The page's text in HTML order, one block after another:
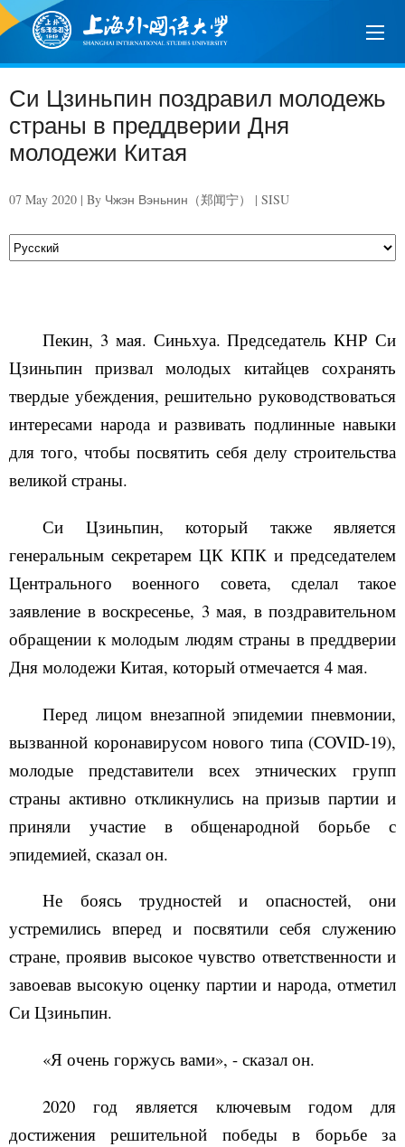
Си Цзиньпин поздравил молодежь
страны в преддверии Дня
молодежи Китая
07 May 2020 | By Чжэн Вэньнин（郑闻宁） | SISU
Пекин, 3 мая. Синьхуа. Председатель КНР Си
Цзиньпин призвал молодых китайцев сохранять
твердые убеждения, решительно руководствоваться
интересами народа и развивать подлинные навыки
для того, чтобы посвятить себя делу строительства
великой страны.
Си Цзиньпин, который также является
генеральным секретарем ЦК КПК и председателем
Центрального военного совета, сделал такое
заявление в воскресенье, 3 мая, в поздравительном
обращении к молодым людям страны в преддверии
Дня молодежи Китая, который отмечается 4 мая.
Перед лицом внезапной эпидемии пневмонии,
вызванной коронавирусом нового типа (COVID-19),
молодые представители всех этнических групп
страны активно откликнулись на призыв партии и
приняли участие в общенародной борьбе с
эпидемией, сказал он.
Не боясь трудностей и опасностей, они
устремились вперед и посвятили себя служению
стране, проявив высокое чувство ответственности и
завоевав высокую оценку партии и народа, отметил
Си Цзиньпин.
«Я очень горжусь вами», - сказал он.
2020 год является ключевым годом для
достижения решительной победы в борьбе за